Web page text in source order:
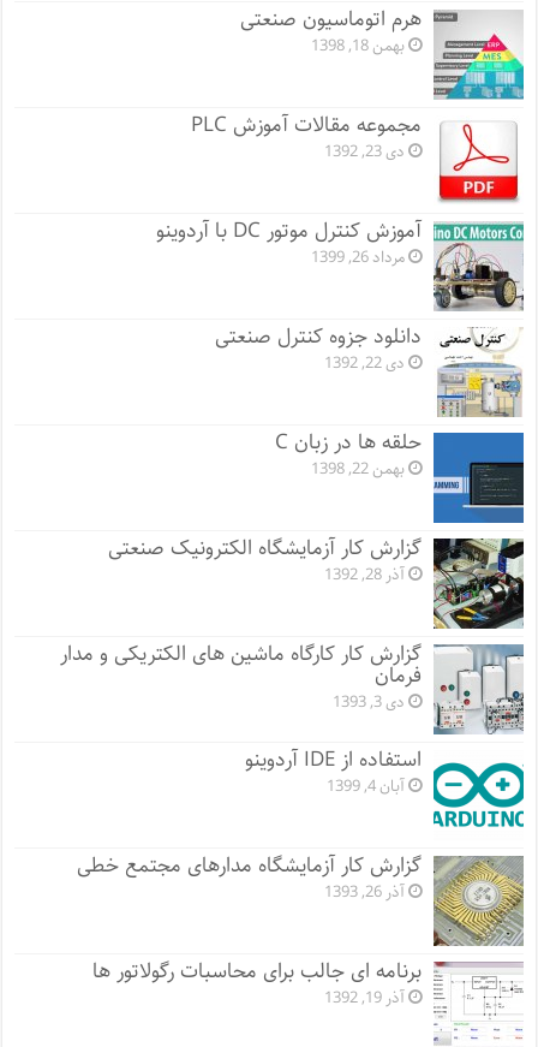
هرم اتوماسیون صنعتی
بهمن 18, 1398
مجموعه مقالات آموزش PLC
دی 23, 1392
آموزش کنترل موتور DC با آردوینو
مرداد 26, 1399
دانلود جزوه کنترل صنعتی
دی 22, 1392
حلقه ها در زبان C
بهمن 22, 1398
گزارش کار آزمایشگاه الکترونیک صنعتی
آذر 28, 1392
گزارش کار کارگاه ماشین های الکتریکی و مدار
فرمان
دی 3, 1393
استفاده از IDE آردوینو
آبان 4, 1399
گزارش کار آزمایشگاه مدارهای مجتمع خطی
آذر 26, 1393
برنامه ای جالب برای محاسبات رگولاتور ها
آذر 19, 1392